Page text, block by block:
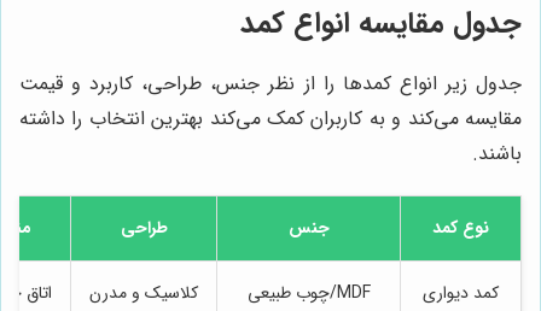
جدول مقایسه انواع کمد
جدول زیر انواع کمدها را از نظر جنس، طراحی، کاربرد و قیمت
مقایسه می‌کند و به کاربران کمک می‌کند بهترین انتخاب را داشته
باشند.
نوع کمد جنس طراحی
کمد دیواری MDF/چوب طبیعی کلاسیک و مدرن اتاق